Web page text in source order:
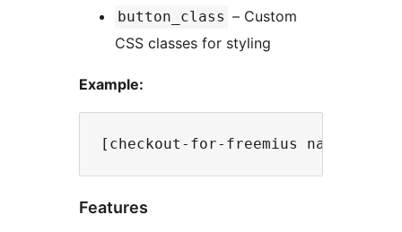
button_class – Custom
CSS classes for styling
Example:
Features